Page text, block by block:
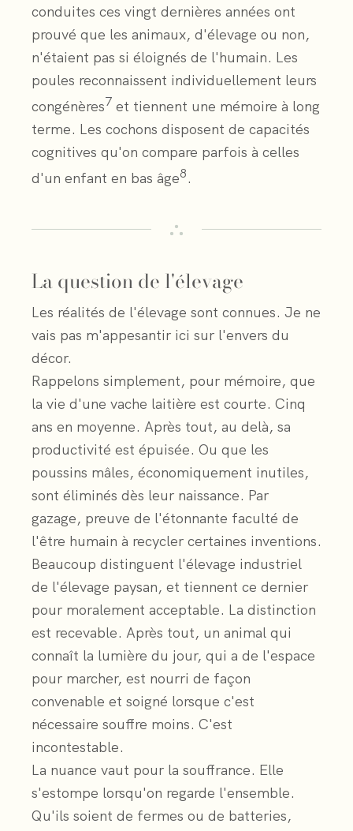
conduites ces vingt dernières années ont
prouvé que les animaux, d'élevage ou non,
n'étaient pas si éloignés de l'humain. Les
poules reconnaissent individuellement leurs
congénères7 et tiennent une mémoire à long
terme. Les cochons disposent de capacités
cognitives qu'on compare parfois à celles
d'un enfant en bas âge8.
La question de l'élevage
Les réalités de l'élevage sont connues. Je ne
vais pas m'appesantir ici sur l'envers du
décor.
Rappelons simplement, pour mémoire, que
la vie d'une vache laitière est courte. Cinq
ans en moyenne. Après tout, au delà, sa
productivité est épuisée. Ou que les
poussins mâles, économiquement inutiles,
sont éliminés dès leur naissance. Par
gazage, preuve de l'étonnante faculté de
l'être humain à recycler certaines inventions.
Beaucoup distinguent l'élevage industriel
de l'élevage paysan, et tiennent ce dernier
pour moralement acceptable. La distinction
est recevable. Après tout, un animal qui
connaît la lumière du jour, qui a de l'espace
pour marcher, est nourri de façon
convenable et soigné lorsque c'est
nécessaire souffre moins. C'est
incontestable.
La nuance vaut pour la souffrance. Elle
s'estompe lorsqu'on regarde l'ensemble.
Qu'ils soient de fermes ou de batteries,